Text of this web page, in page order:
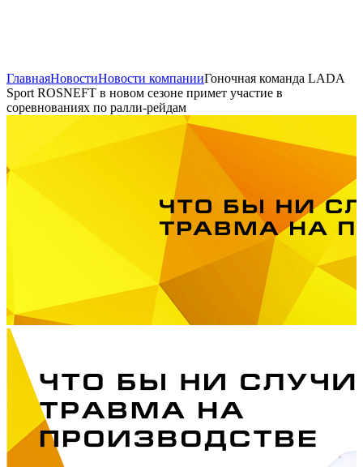
ГлавнаяНовостиНовости компанииГоночная команда LADA
Sport ROSNEFT в новом сезоне примет участие в
соревнованиях по ралли-рейдам